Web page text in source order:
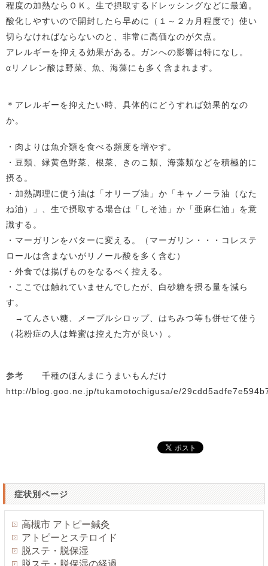
程度の加熱ならＯＫ。生で摂取するドレッシングなどに最適。
酸化しやすいので開封したら早めに（１～２カ月程度で）使い
切らなければならないのと、非常に高価なのが欠点。
アレルギーを抑える効果がある。ガンへの影響は特になし。
αリノレン酸は野菜、魚、海藻にも多く含まれます。
＊アレルギーを抑えたい時、具体的にどうすれば効果的なの
か。
・肉よりは魚介類を食べる頻度を増やす。
・豆類、緑黄色野菜、根菜、きのこ類、海藻類などを積極的に
摂る。
・加熱調理に使う油は「オリーブ油」か「キャノーラ油（なた
ね油）」、生で摂取する場合は「しそ油」か「亜麻仁油」を意
識する。
・マーガリンをバターに変える。（マーガリン・・・コレステ
ロールは含まないがリノール酸を多く含む）
・外食では揚げものをなるべく控える。
・ここでは触れていませんでしたが、白砂糖を摂る量を減ら
す。
→てんさい糖、メープルシロップ、はちみつ等も併せて使う
（花粉症の人は蜂蜜は控えた方が良い）。
参考 千種のほんまにうまいもんだけ
http://blog.goo.ne.jp/tukamotochigusa/e/
症状別ページ
高槻市 アトピー鍼灸
アトピーとステロイド
脱ステ・脱保湿
脱ステ・脱保湿の経過